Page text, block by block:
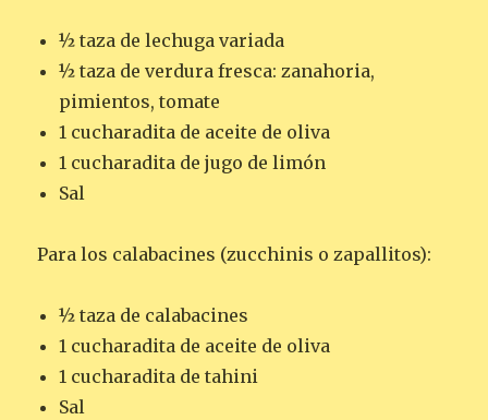
½ taza de lechuga variada
½ taza de verdura fresca: zanahoria,
pimientos, tomate
1 cucharadita de aceite de oliva
1 cucharadita de jugo de limón
Sal
Para los calabacines (zucchinis o zapallitos):
½ taza de calabacines
1 cucharadita de aceite de oliva
1 cucharadita de tahini
Sal